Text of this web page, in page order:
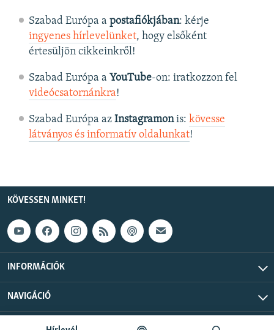
Szabad Európa a postafiókjában: kérje
ingyenes hírlevelünket, hogy elsőként
értesüljön cikkeinkről!
Szabad Európa a YouTube-on: iratkozzon fel
videócsatornánkra!
Szabad Európa az Instagramonis: kövesse
látványos és informatív oldalunkat! ​
KÖVESSEN MINKET!
INFORMÁCIÓK
NAVIGÁCIÓ